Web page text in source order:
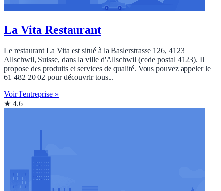
La Vita Restaurant
Le restaurant La Vita est situé à la Baslerstrasse 126, 4123
Allschwil, Suisse, dans la ville d'Allschwil (code postal 4123). Il
propose des produits et services de qualité. Vous pouvez appeler le
61 482 20 02 pour découvrir tous...
Voir l'entreprise »
★ 4.6